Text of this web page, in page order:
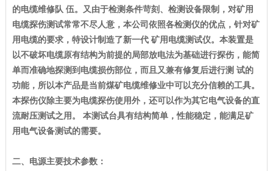
的电缆维修队 伍。又由于检测条件苛刻、检测设备限制，对矿用
电缆探伤测试常常不尽人意，本公司依照各检测仪的优点，针对矿
用电缆的要求，特设计制造了新一代 矿用电缆测试仪。本装置是
以不破坏电缆原有结构为前提的局部放电法为基础进行探伤，能简
单而准确地探测到电缆损伤部位，而且又兼有修复后进行测 试的
功能，所以本产品是当前煤矿电缆维修业中可以充分信赖的工具。
本探伤仪除主要为电缆探伤使用外，还可以作为其它电气设备的直
流耐压测试之用。 本测试台具有结构简单，性能稳定，能满足矿
用电气设备测试的需要。
二、电源主要技术参数：